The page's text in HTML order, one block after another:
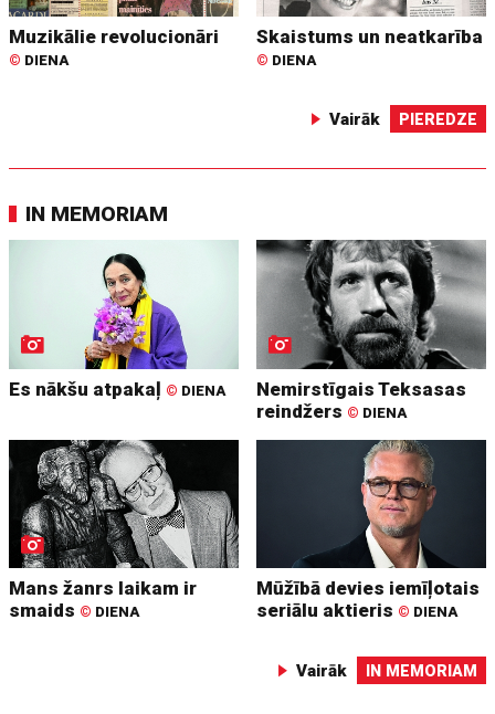
Muzikālie revolucionāri
© DIENA
Skaistums un neatkarība
© DIENA
Vairāk PIEREDZE
IN MEMORIAM
Es nākšu atpakaļ © DIENA
Nemirstīgais Teksasas
reindžers © DIENA
Mans žanrs laikam ir
smaids © DIENA
Mūžībā devies iemīļotais
seriālu aktieris © DIENA
Vairāk IN MEMORIAM